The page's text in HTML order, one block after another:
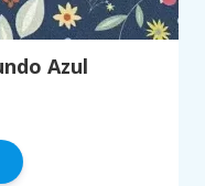
Azul